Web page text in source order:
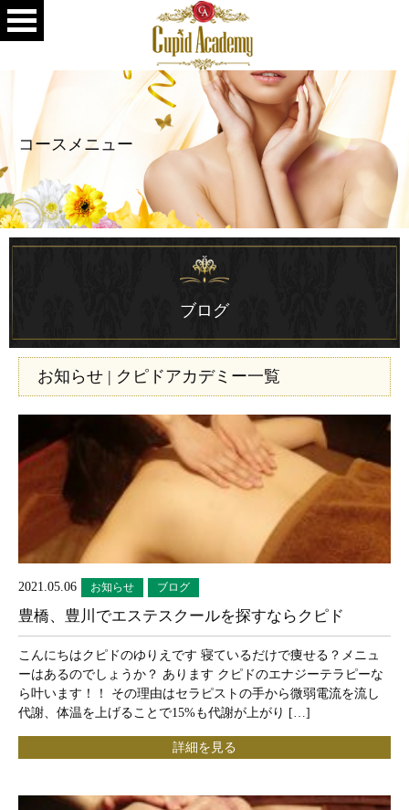
コースメニュー
ブログ
お知らせ | クピドアカデミー一覧
2021.05.06 お知らせ ブログ
豊橋、豊川でエステスクールを探すならクピド
こんにちはクピドのゆりえです 寝ているだけで痩せる？メニュ
ーはあるのでしょうか？ あります クピドのエナジーテラピーな
ら叶います！！ その理由はセラピストの手から微弱電流を流し
代謝、体温を上げることで15%も代謝が上がり […]
詳細を見る